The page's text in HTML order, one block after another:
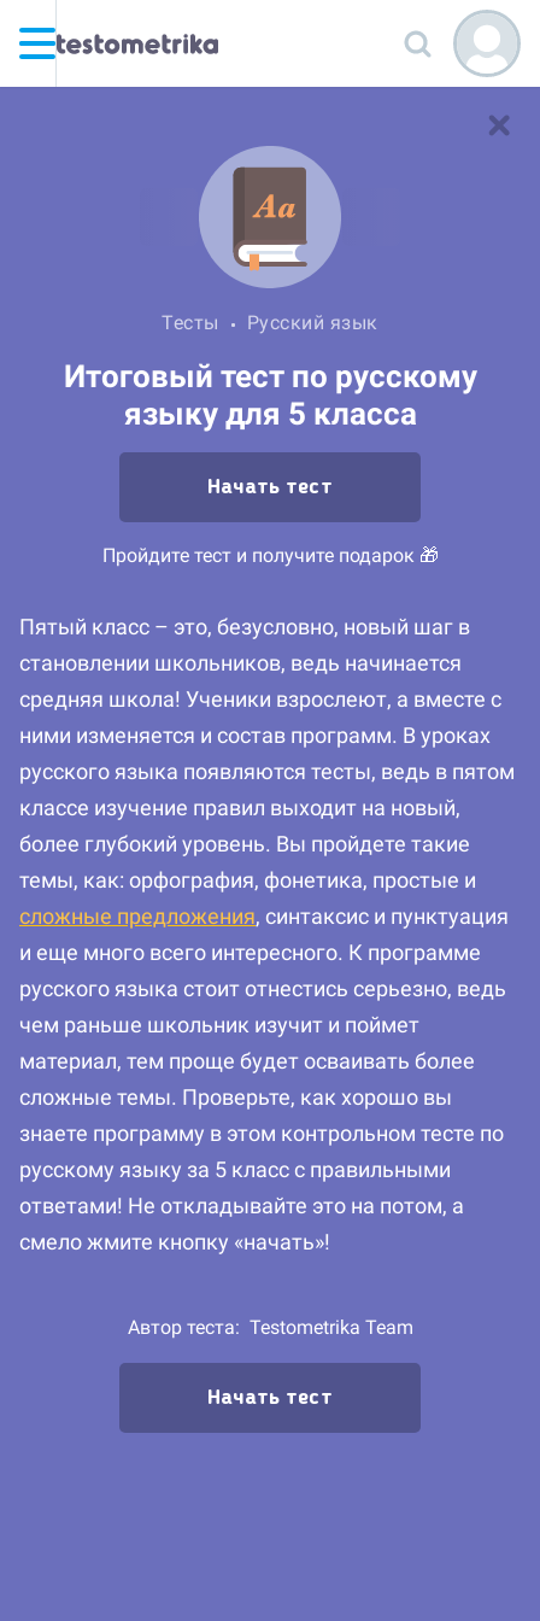
Тесты Русский язык
Итоговый тест по русскому
языку для 5 класса
Начать тест
Пройдите тест и получите подарок 🎁
Пятый класс – это, безусловно, новый шаг в
становлении школьников, ведь начинается
средняя школа! Ученики взрослеют, а вместе с
ними изменяется и состав программ. В уроках
русского языка появляются тесты, ведь в пятом
классе изучение правил выходит на новый,
более глубокий уровень. Вы пройдете такие
темы, как: орфография, фонетика, простые и
сложные предложения, синтаксис и пунктуация
и еще много всего интересного. К программе
русского языка стоит отнестись серьезно, ведь
чем раньше школьник изучит и поймет
материал, тем проще будет осваивать более
сложные темы. Проверьте, как хорошо вы
знаете программу в этом контрольном тесте по
русскому языку за 5 класс с правильными
ответами! Не откладывайте это на потом, а
смело жмите кнопку «начать»!
Автор теста: Testometrika Team
Начать тест